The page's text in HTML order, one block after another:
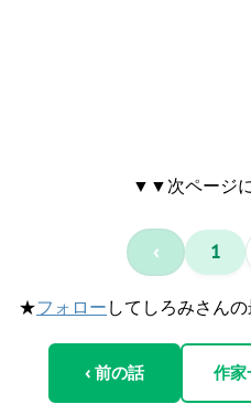
▼▼次ページ
‹ 1
★フォロー してしろみさん
‹ 前の話 作家